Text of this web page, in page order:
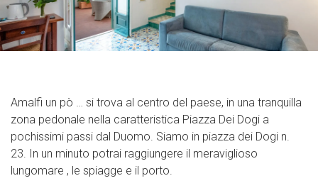
Amalfi un pò … si trova al centro del paese, in una tranquilla
zona pedonale nella caratteristica Piazza Dei Dogi a
pochissimi passi dal Duomo. Siamo in piazza dei Dogi n.
23. In un minuto potrai raggiungere il meraviglioso
lungomare , le spiagge e il porto.